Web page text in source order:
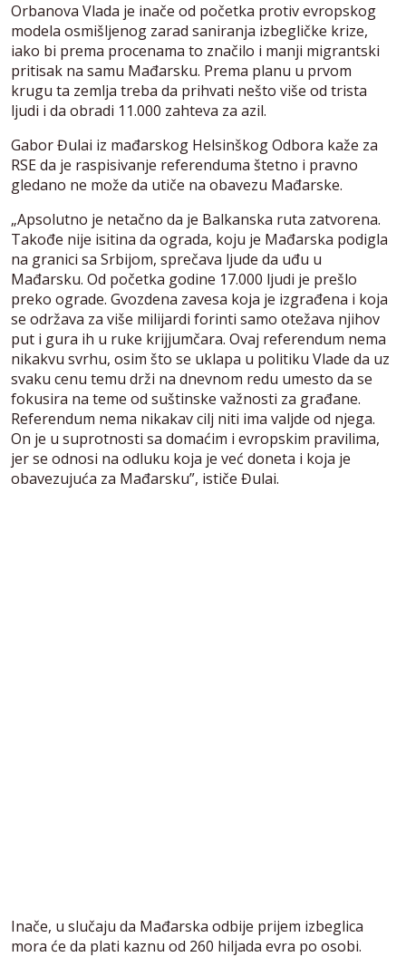
Orbanova Vlada je inače od početka protiv evropskog
modela osmišljenog zarad saniranja izbegličke krize,
iako bi prema procenama to značilo i manji migrantski
pritisak na samu Mađarsku. Prema planu u prvom
krugu ta zemlja treba da prihvati nešto više od trista
ljudi i da obradi 11.000 zahteva za azil.
Gabor Đulai iz mađarskog Helsinškog Odbora kaže za
RSE da je raspisivanje referenduma štetno i pravno
gledano ne može da utiče na obavezu Mađarske.
„Apsolutno je netačno da je Balkanska ruta zatvorena.
Takođe nije isitina da ograda, koju je Mađarska podigla
na granici sa Srbijom, sprečava ljude da uđu u
Mađarsku. Od početka godine 17.000 ljudi je prešlo
preko ograde. Gvozdena zavesa koja je izgrađena i koja
se održava za više milijardi forinti samo otežava njihov
put i gura ih u ruke krijjumčara. Ovaj referendum nema
nikakvu svrhu, osim što se uklapa u politiku Vlade da uz
svaku cenu temu drži na dnevnom redu umesto da se
fokusira na teme od suštinske važnosti za građane.
Referendum nema nikakav cilj niti ima valjde od njega.
On je u suprotnosti sa domaćim i evropskim pravilima,
jer se odnosi na odluku koja je već doneta i koja je
obavezujuća za Mađarsku”, ističe Đulai.
Inače, u slučaju da Mađarska odbije prijem izbeglica
mora će da plati kaznu od 260 hiljada evra po osobi.